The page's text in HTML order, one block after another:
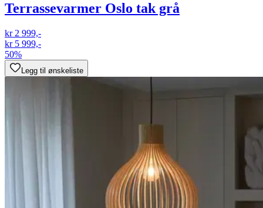
Terrassevarmer Oslo tak grå
kr 2 999,-
kr 5 999,-
50%
Legg til ønskeliste